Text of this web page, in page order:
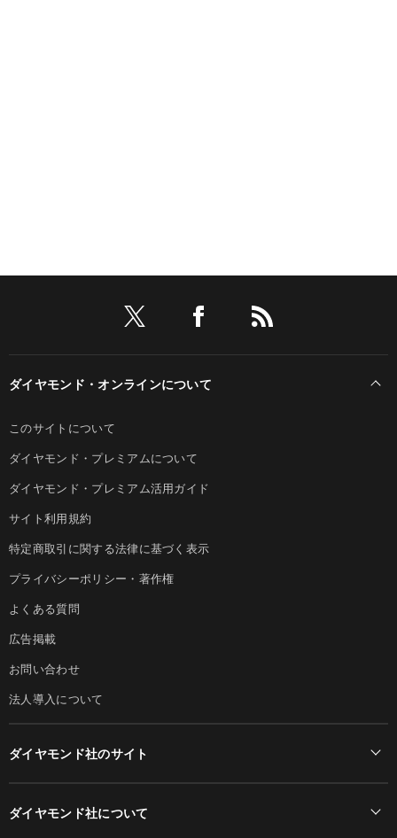
ダイヤモンド・オンラインについて
このサイトについて
ダイヤモンド・プレミアムについて
ダイヤモンド・プレミアム活用ガイド
サイト利用規約
特定商取引に関する法律に基づく表示
プライバシーポリシー・著作権
よくある質問
広告掲載
お問い合わせ
法人導入について
ダイヤモンド社のサイト
ダイヤモンド社について